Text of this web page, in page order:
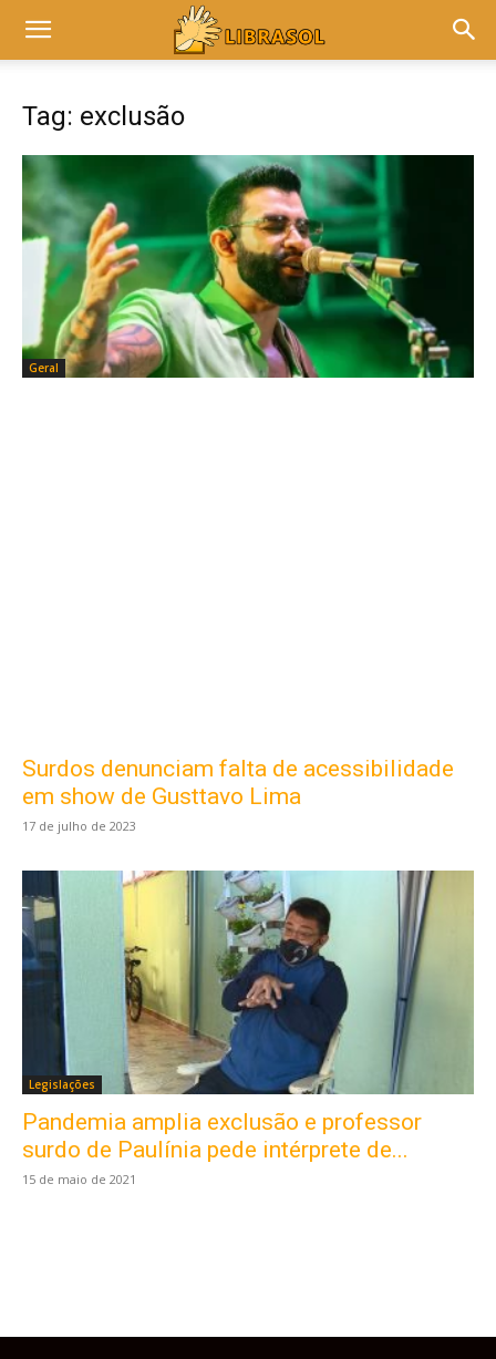
Tag: exclusão
Geral
Surdos denunciam falta de acessibilidade
em show de Gusttavo Lima
17 de julho de 2023
Legislações
Pandemia amplia exclusão e professor
surdo de Paulínia pede intérprete de...
15 de maio de 2021
Este site usa cookies para garantir que você
obtenha a melhor experiência em nosso site.
Ao usar nosso site você consente cookies.